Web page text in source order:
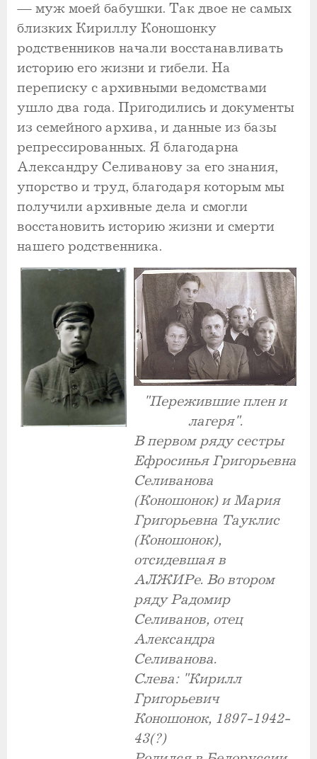
— муж моей бабушки. Так двое не самых
близких Кириллу Коношонку
родственников начали восстанавливать
историю его жизни и гибели. На
переписку с архивными ведомствами
ушло два года. Пригодились и документы
из семейного архива, и данные из базы
репрессированных. Я благодарна
Александру Селиванову за его знания,
упорство и труд, благодаря которым мы
получили архивные дела и смогли
восстановить историю жизни и смерти
нашего родственника.
"Пережившие плен и
лагеря".
В первом ряду сестры
Ефросинья Григорьевна
Селиванова
(Коношонок) и Мария
Григорьевна Тауклис
(Коношонок),
отсидевшая в
АЛЖИРе. Во втором
ряду Радомир
Селиванов, отец
Александра
Селиванова.
Слева: "Кирилл
Григорьевич
Коношонок, 1897-1942-
43(?)